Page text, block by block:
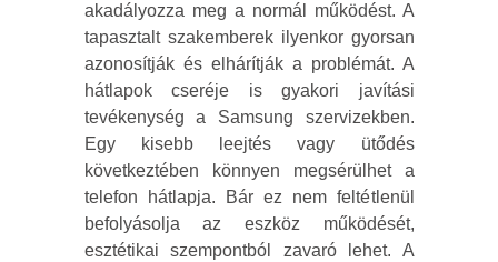
akadályozza meg a normál működést. A
tapasztalt szakemberek ilyenkor gyorsan
azonosítják és elhárítják a problémát. A
hátlapok cseréje is gyakori javítási
tevékenység a Samsung szervizekben.
Egy kisebb leejtés vagy ütődés
következtében könnyen megsérülhet a
telefon hátlapja. Bár ez nem feltétlenül
befolyásolja az eszköz működését,
esztétikai szempontból zavaró lehet. A